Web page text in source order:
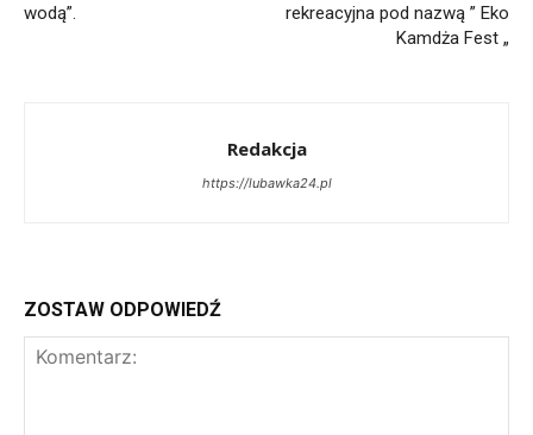
wodą”.
rekreacyjna pod nazwą ” Eko
Kamdża Fest „
Redakcja
https://lubawka24.pl
ZOSTAW ODPOWIEDŹ